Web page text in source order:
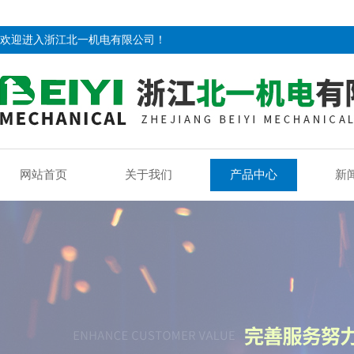
欢迎进入浙江北一机电有限公司！
网站首页 关于我们 产品中心 新